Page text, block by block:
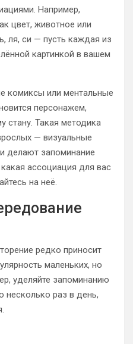
Например,
цвет, животное или
ля, си — пусть каждая из
картинкой в вашем
комиксы или ментальные
персонажем,
стану. Такая методика
— визуальные
делают запоминание
ассоциация для вас
на неё.
редко приносит
маленьких, но
уделяйте запоминанию
несколько раз в день,